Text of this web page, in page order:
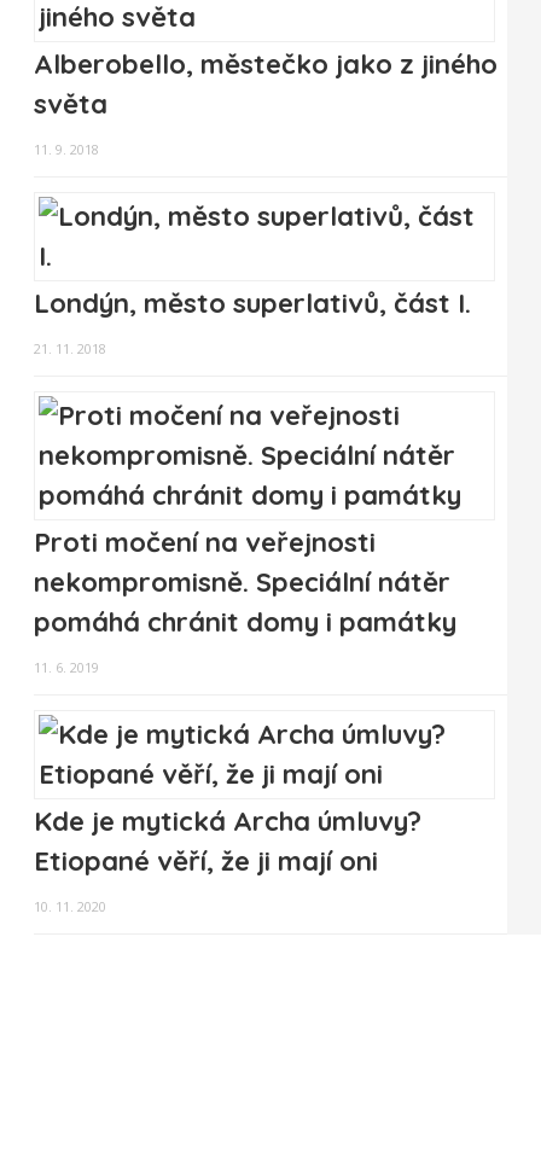
Alberobello, městečko jako z jiného
světa
11. 9. 2018
Londýn, město superlativů, část I.
21. 11. 2018
Proti močení na veřejnosti
nekompromisně. Speciální nátěr
pomáhá chránit domy i památky
11. 6. 2019
Kde je mytická Archa úmluvy?
Etiopané věří, že ji mají oni
10. 11. 2020